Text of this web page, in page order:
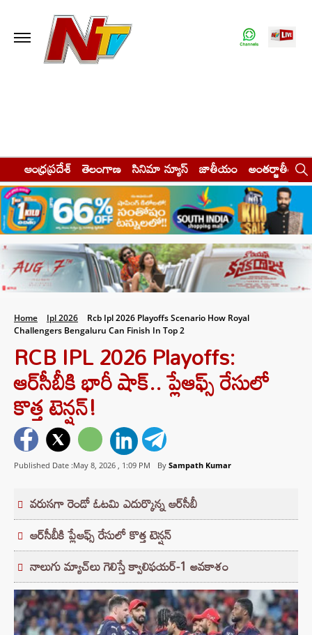
ఆంధ్రప్రదేశ్ తెలంగాణ సినిమా న్యూస్ జాతీయం అంతర్జాతీయం
Home Ipl 2026
Rcb Ipl 2026 Playoffs Scenario How Royal
Challengers Bengaluru Can Finish In Top 2
RCB IPL 2026 Playoffs:
ఆర్‌సీబీకి భారీ షాక్.. ప్లేఆఫ్స్ రేసులో
కొత్త టెన్షన్!
Published Date :May 8, 2026 , 1:09 PM By Sampath Kumar
వరుసగా రెండో ఓటమి ఎదుర్కొన్న ఆర్‌సీబీ
ఆర్‌సీబీకి ప్లేఆఫ్స్ రేసులో కొత్త టెన్షన్
నాలుగు మ్యాచ్‌లు గెలిస్తే క్వాలిఫయర్-1 అవకాశం